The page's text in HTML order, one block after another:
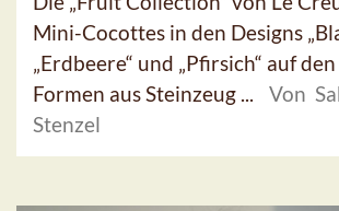
Mini-Cocottes in den Designs
„Erdbeere“ und „Pfirsich“ auf
Formen aus Steinzeug ...
Von
Stenzel